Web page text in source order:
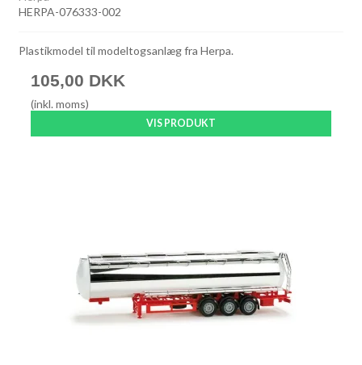
HERPA-076333-002
Plastikmodel til modeltogsanlæg fra Herpa.
105,00 DKK
(inkl. moms)
VIS PRODUKT